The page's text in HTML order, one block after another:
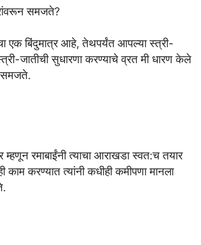
समजते?
एक बिंदुमात्र आहे, तेथपर्यंत आपल्या स्त्री-
जातीची सुधारणा करण्याचे व्रत मी धारण केले
समजते.
रमाबाईंनी त्याचा आराखडा स्वत:च तयार
काम करण्यात त्यांनी कधीही कमीपणा मानला